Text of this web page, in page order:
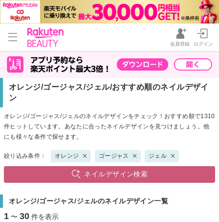
会員登録 ログイン
オレンジ/ゴージャス/ジェル/おすすめ順のネイルデザイ
ン
オレンジ/ゴージャス/ジェルのネイルデザインをチェック！おすすめ順で1310
件ヒットしています。あなたに合ったネイルデザインを見つけましょう。他
にも様々な条件で探せます。
絞り込み条件： オレンジ ゴージャス ジェル
ネイルデザイン検索
オレンジ/ゴージャス/ジェルのネイルデザイン一覧
1 〜 30 件を表示